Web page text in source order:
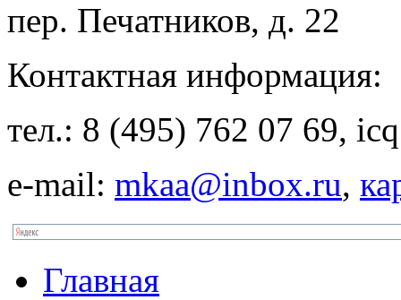
пер. Печатников, д. 22
Контактная информация:
тел.: 8 (495) 762 07 69,
e-mail: mkaa@inbox.ru,
Главная